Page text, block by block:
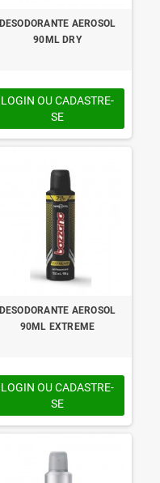
DESODORANTE AEROSOL
90ML DRY
LOGIN OU CADASTRE-
SE
DESODORANTE AEROSOL
90ML EXTREME
LOGIN OU CADASTRE-
SE